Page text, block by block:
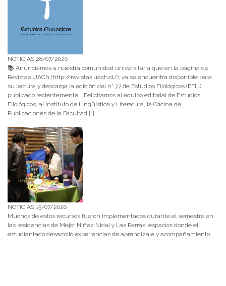
NOTICIAS 28/07/2026
📚 Anunciamos a nuestra comunidad universitaria que en la página de
Revistas UACh (http://revistas.uach.cl/), ya se encuentra disponible para
su lectura y descarga la edición del n° 77 de Estudios Filológicos (EFIL),
publicado recientemente. Felicitamos al equipo editorial de Estudios
Filológicos, al Instituto de Lingüística y Literatura, la Oficina de
Publicaciones de la Facultad […]
NOTICIAS 15/07/2026
Muchos de estos recursos fueron implementados durante el semestre en
las residencias de Mejor Niñez Nidal y Las Parras, espacios donde el
estudiantado desarrolló experiencias de aprendizaje y acompañamiento.